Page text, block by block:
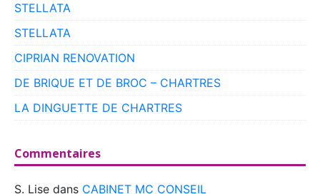
STELLATA
STELLATA
CIPRIAN RENOVATION
DE BRIQUE ET DE BROC – CHARTRES
LA DINGUETTE DE CHARTRES
Commentaires
S. Lise dans CABINET MC CONSEIL